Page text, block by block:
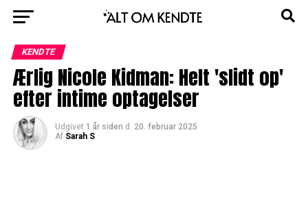
KENDTE
Ærlig Nicole Kidman: Helt 'slidt op'
efter intime optagelser
Udgivet 1 år siden d. 20. februar 2025
Af Sarah S